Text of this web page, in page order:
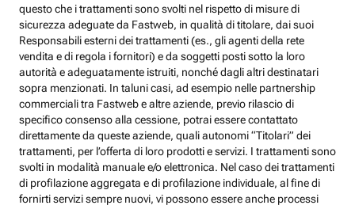
questo che i trattamenti sono svolti nel rispetto di misure di
sicurezza adeguate da Fastweb, in qualità di titolare, dai suoi
Responsabili esterni dei trattamenti (es., gli agenti della rete
vendita e di regola i fornitori) e da soggetti posti sotto la loro
autorità e adeguatamente istruiti, nonché dagli altri destinatari
sopra menzionati. In taluni casi, ad esempio nelle partnership
commerciali tra Fastweb e altre aziende, previo rilascio di
specifico consenso alla cessione, potrai essere contattato
direttamente da queste aziende, quali autonomi “Titolari” dei
trattamenti, per l’offerta di loro prodotti e servizi. I trattamenti sono
svolti in modalità manuale e/o elettronica. Nel caso dei trattamenti
di profilazione aggregata e di profilazione individuale, al fine di
fornirti servizi sempre nuovi, vi possono essere anche processi